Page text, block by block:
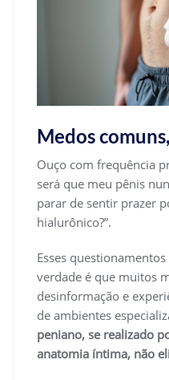
Medos
Ouço com frequência
será que meu pênis
parar de sentir prazer
hialurônico?”.
Esses
verdade é que muitos
desinformação e
de ambientes
peniano, se realizado
anatomia íntima, não